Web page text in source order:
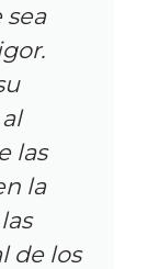
las
la
de los